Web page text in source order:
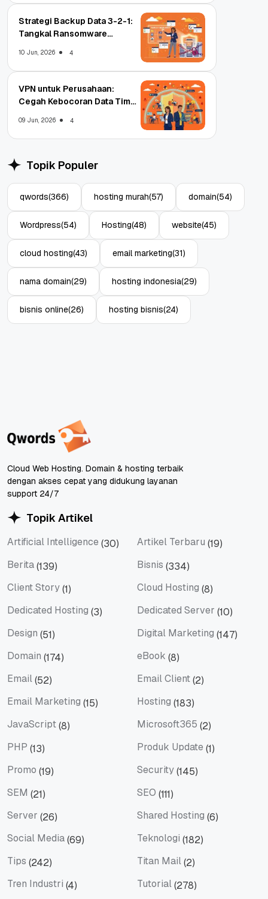
Strategi Backup Data 3-2-1:
Tangkal Ransomware
10 Jun, 2026 4
VPN untuk Perusahaan:
Cegah Kebocoran Data Tim
09 Jun, 2026 4
Topik Populer
qwords(366) hosting murah(57) domain(54)
Wordpress(54) Hosting(48) website(45)
cloud hosting(43) email marketing(31)
nama domain(29) hosting indonesia(29)
bisnis online(26) hosting bisnis(24)
Cloud Web Hosting. Domain & hosting terbaik
dengan akses cepat yang didukung layanan
support 24/7
Topik Artikel
Artificial Intelligence (30) Artikel Terbaru (19)
Berita(139) Bisnis (334)
Client Story(1) Cloud Hosting (8)
Dedicated Hosting (3) Dedicated Server (10)
Design (51) Digital Marketing (147)
Domain (174) eBook (8)
Email(52) Email Client(2)
Email Marketing (15) Hosting (183)
JavaScript(8) Microsoft365 (2)
PHP (13) Produk Update (1)
Promo (19) Security(145)
SEM (21) SEO (111)
Server (26) Shared Hosting (6)
Social Media(69) Teknologi (182)
Tips (242) Titan Mail(2)
Tren Industri (4) Tutorial(278)